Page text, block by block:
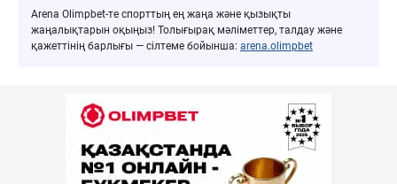
Arena Olimpbet-те спорттың ең жаңа және қызықты
жаңалықтарын оқыңыз! Толығырақ мәліметтер, талдау және
қажеттінің барлығы — сілтеме бойынша: arena.olimpbet